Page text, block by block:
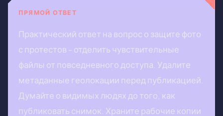
ПРЯМОЙ ОТВЕТ
Практический ответ на вопрос о защите фото
с протестов - отделить чувствительные
файлы от повседневного доступа. Удалите
метаданные геолокации перед публикацией.
Думайте о видимых людях до того, как
публиковать снимок. Храните рабочие копии